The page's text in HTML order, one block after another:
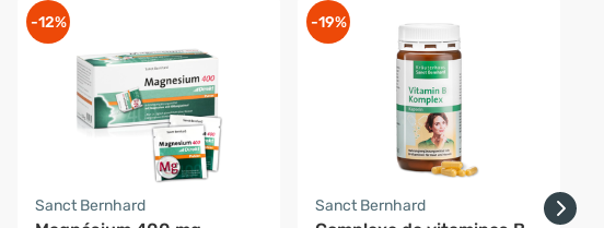
-12%
Sanct Bernhard
-19%
Sanct Bernhard